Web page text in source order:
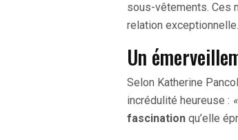
sous-vêtements. Ces
relation exceptionnelle.
Un
Selon Katherine
incrédulité heureuse :
fascination qu’elle